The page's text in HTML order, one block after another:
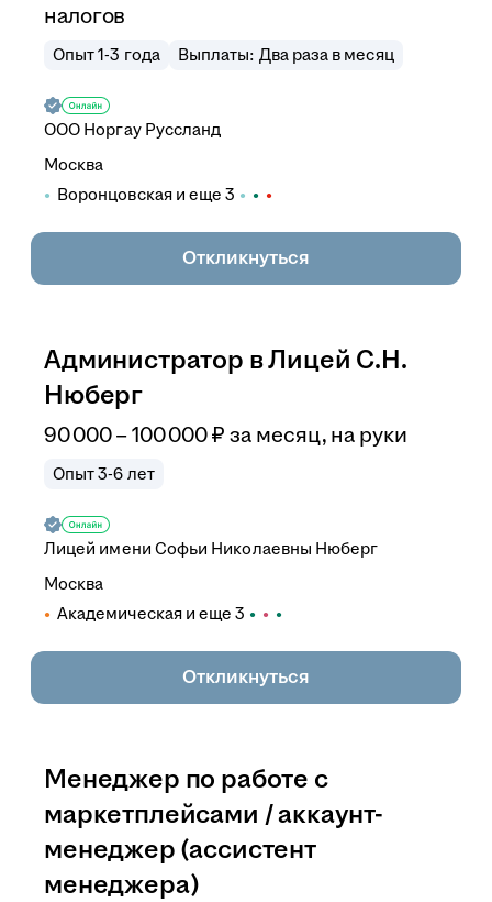
налогов
Опыт 1-3 года Выплаты: Два раза в месяц
ООО Норгау Руссланд
Москва
Воронцовская и еще 3
Откликнуться
Администратор в Лицей С.Н.
Нюберг
90 000–100 000₽ за месяц, на руки
Опыт 3-6 лет
Лицей имени Софьи Николаевны Нюберг
Москва
Академическая и еще 3
Откликнуться
Менеджер по работе с
маркетплейсами / аккаунт-
менеджер (ассистент
менеджера)